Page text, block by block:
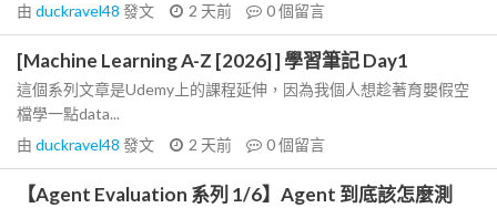
由 duckravel48 發文 2 天前 0個留言
[Machine Learning A-Z [2026] ] 學習筆記 Day1
這個系列文章是Udemy上的課程延伸，因為我個人想趁著育嬰假空
檔學一點data...
由 duckravel48 發文 2 天前 0個留言
【Agent Evaluation 系列 1/6】Agent 到底該怎麼測